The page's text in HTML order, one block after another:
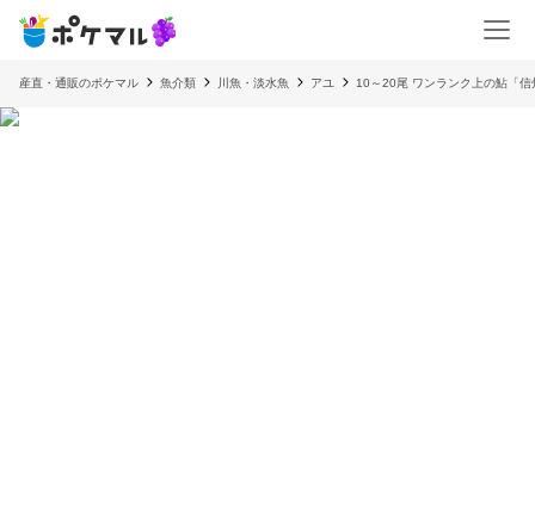
産直・通販のポケマル 魚介類 川魚・淡水魚 アユ 10～20尾 ワンランク上の鮎「